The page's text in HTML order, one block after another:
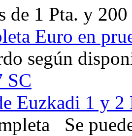
de 1 Pta. y
Euro en
según
SC
Euzkadi 1 y 2
Se